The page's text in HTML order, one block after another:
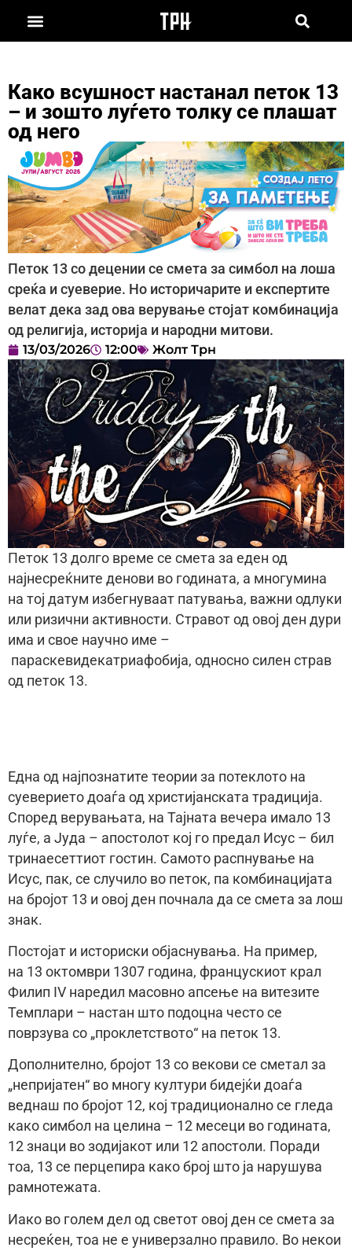
Како всушност настанал петок 13
– и зошто луѓето толку се плашат
од него
Петок 13 со децении се смета за симбол на лоша
среќа и суеверие. Но историчарите и експертите
велат дека зад ова верување стојат комбинација
од религија, историја и народни митови.
13/03/2026 12:00 Жолт Трн
Петок 13 долго време се смета за еден од
најнесреќните денови во годината, а многумина
на тој датум избегнуваат патувања, важни одлуки
или ризични активности. Стравот од овој ден дури
има и свое научно име –
параскевидекатриафобија, односно силен страв
од петок 13.
Една од најпознатите теории за потеклото на
суеверието доаѓа од христијанската традиција.
Според верувањата, на Тајната вечера имало 13
луѓе, а Јуда – апостолот кој го предал Исус – бил
тринаесеттиот гостин. Самото распнување на
Исус, пак, се случило во петок, па комбинацијата
на бројот 13 и овој ден почнала да се смета за лош
знак.
Постојат и историски објаснувања. На пример,
на 13 октомври 1307 година, францускиот крал
Филип IV наредил масовно апсење на витезите
Темплари – настан што подоцна често се
поврзува со „проклетството“ на петок 13.
Дополнително, бројот 13 со векови се сметал за
„непријатен“ во многу култури бидејќи доаѓа
веднаш по бројот 12, кој традиционално се гледа
како симбол на целина – 12 месеци во годината,
12 знаци во зодијакот или 12 апостоли. Поради
тоа, 13 се перцепира како број што ја нарушува
рамнотежата.
Иако во голем дел од светот овој ден се смета за
несреќен, тоа не е универзално правило. Во некои